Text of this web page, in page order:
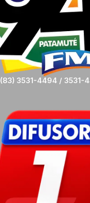
(83) 3531-4494 / 3531-